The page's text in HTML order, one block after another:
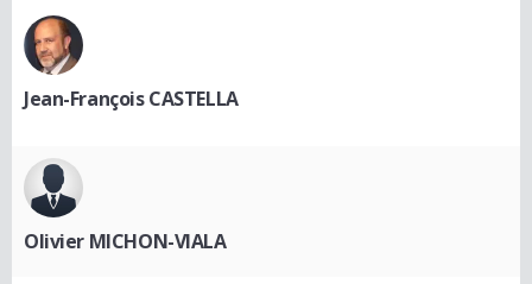
Jean-François CASTELLA
Olivier MICHON-VIALA